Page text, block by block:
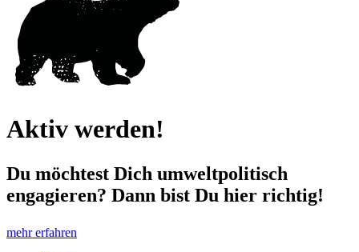
Aktiv werden!
Du möchtest Dich umweltpolitisch
engagieren? Dann bist Du hier richtig!
mehr erfahren